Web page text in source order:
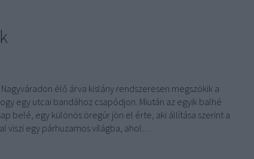
élő árva kislány rendszeresen megszökik a
egy utcai bandához csapódjon. Miután az egyik balhé
belé, egy különös öregúr jön el érte, aki állítása szerint a
viszi egy párhuzamos világba, ahol…